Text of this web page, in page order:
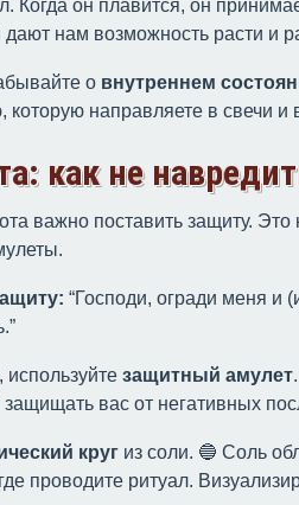
Когда он плавится, он
нам возможность расти и
о внутреннем
которую направляете в свечи и
как не
важно поставить защиту.
“Господи, огради меня и
защитный амулет
защищать вас от негативных
круг из соли. 🔵 Соль
проводите ритуал.